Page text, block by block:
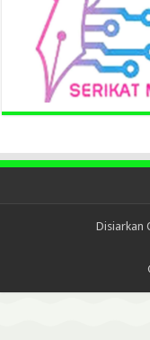
Disiarkan